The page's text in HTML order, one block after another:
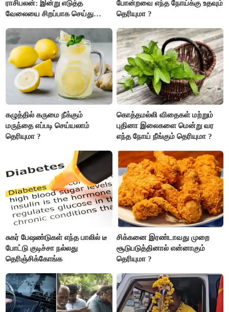
ராசிபலன்: இன்று எடுத்த
வேலையை சிறப்பாக செய்து
அதே நேரத்தில் கூடுதலாக
உழைக்க வேண்டி இருக்கும்..!
போன்றவை எந்த நோய்க்கு உதவும்
தெரியுமா ?
கழுத்தில் கருமை நீக்கும்
மருந்தை எப்படி செய்யலாம்
தெரியுமா ?
கொத்தமல்லி விதைகள் மற்றும்
புதினா இலைகளை மென்று வர
எந்த நோய் நீங்கும் தெரியுமா ?
சுகர் பேஷண்டுகள் எந்த பாலில் டீ
போட்டு குடிச்சா நல்லது
தெரிஞ்சிக்கோங்க
சிக்கனை இரண்டாவது முறை
சூடுபடுத்தினால் என்னாகும்
தெரியுமா ?